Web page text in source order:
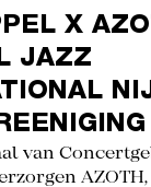
X
JAZZ
van